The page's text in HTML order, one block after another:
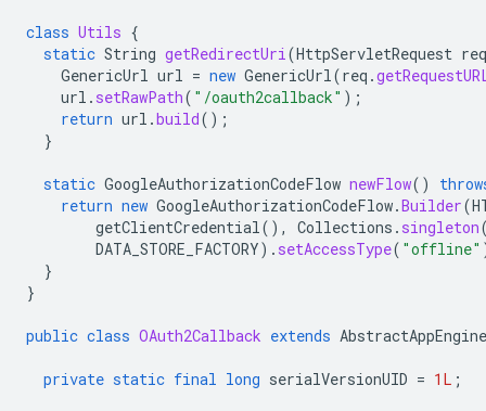
class Utils {
static String getRedirectUri(HttpServletRequest req
GenericUrl url = new GenericUrl(req .
url . setRawPath( "/oauth2callback" );
return url .build();
}
static GoogleAuthorizationCodeFlow newFlow()
return new GoogleAuthorizationCodeFlow.Builder(
getClientCredential(), Collections . singleton
DATA_STORE_FACTORY). setAccessType( "offline"
}
}
public class OAuth2Callback extends
private static final long serialVersionUID = 1L ;